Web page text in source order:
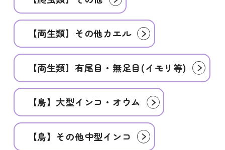
【両生類】その他カエル
【両生類】有尾目・無足目(イモリ等)
【鳥】大型インコ・オウム
【鳥】その他中型インコ